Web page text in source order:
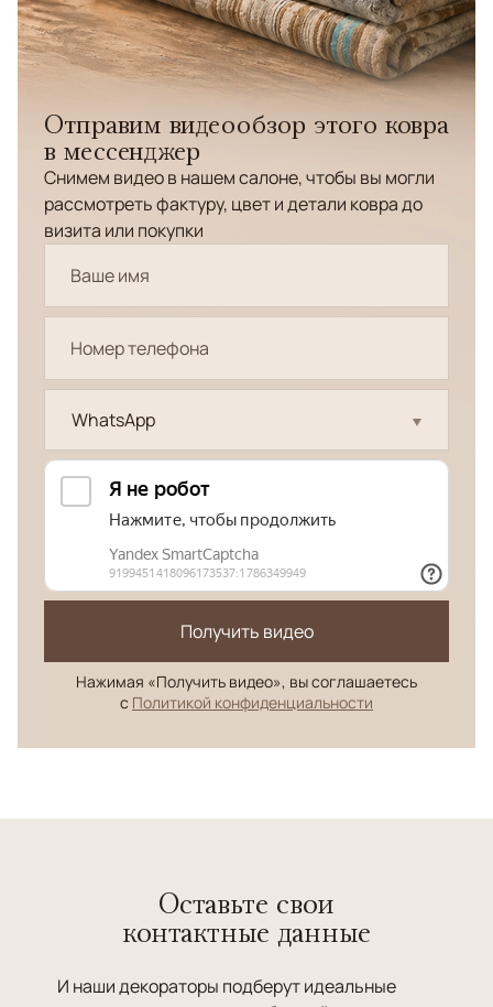
Отправим видеообзор этого ковра
в мессенджер
Снимем видео в нашем салоне, чтобы вы могли
рассмотреть фактуру, цвет и детали ковра до
визита или покупки
WhatsApp
Получить видео
Нажимая «Получить видео», вы соглашаетесь
с Политикой конфиденциальности
Оставьте свои
контактные данные
И наши декораторы подберут идеальные